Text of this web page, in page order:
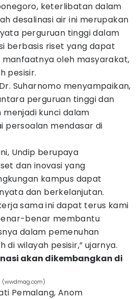
keterlibatan dalam
desalinasi air ini merupakan
perguruan tinggi dalam
berbasis riset yang dapat
manfaatnya oleh masyarakat,
pesisir.
Suharnomo menyampaikan,
perguruan tinggi dan
kunci dalam
persoalan mendasar di
Undip berupaya
dan inovasi yang
kampus dapat
dan berkelanjutan.
sama ini dapat terus kami
benar membantu
dalam pemenuhan
di wilayah pesisir,” ujarnya.
akan dikembangkan di
Pemalang, Anom